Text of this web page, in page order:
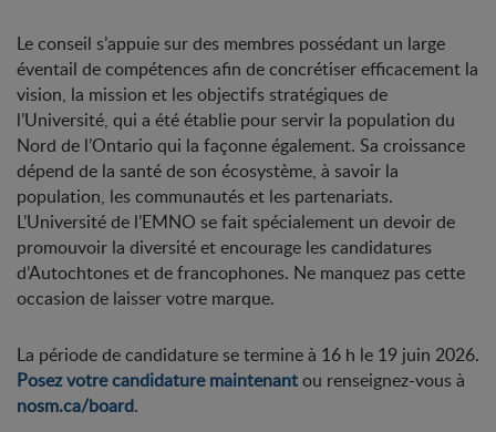
Le conseil s’appuie sur des membres possédant un large
éventail de compétences afin de concrétiser efficacement la
vision, la mission et les objectifs stratégiques de
l’Université, qui a été établie pour servir la population du
Nord de l’Ontario qui la façonne également. Sa croissance
dépend de la santé de son écosystème, à savoir la
population, les communautés et les partenariats.
L’Université de l’EMNO se fait spécialement un devoir de
promouvoir la diversité et encourage les candidatures
d’Autochtones et de francophones. Ne manquez pas cette
occasion de laisser votre marque.
La période de candidature se termine à 16 h le 19 juin 2026.
Posez votre candidature maintenantou renseignez-vous à
nosm.ca/board.